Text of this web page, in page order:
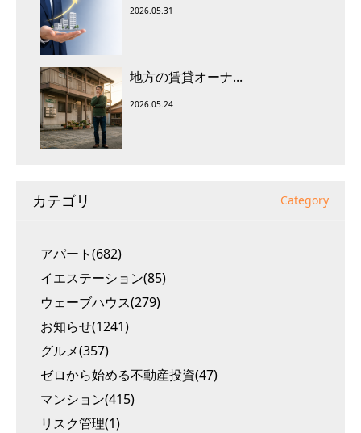
2026.05.31
地方の賃貸オーナ...
2026.05.24
カテゴリ Category
アパート(682)
イエステーション(85)
ウェーブハウス(279)
お知らせ(1241)
グルメ(357)
ゼロから始める不動産投資(47)
マンション(415)
リスク管理(1)